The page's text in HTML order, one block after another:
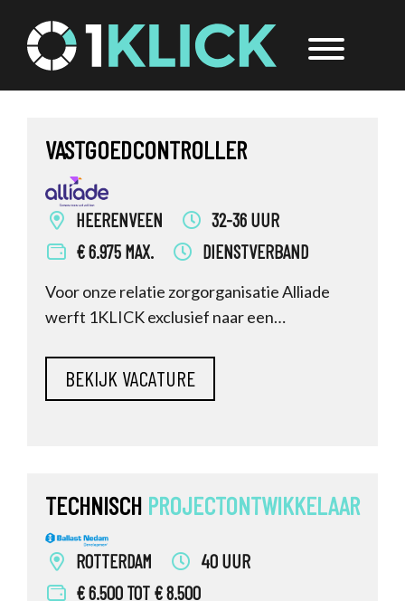
naar
de
hoofd
1Klick
Header
Rechts
VASTGOEDCONTROLLER
HEERENVEEN
32-36 UUR
€ 6.975 MAX.
DIENSTVERBAND
Voor onze relatie zorgorganisatie Alliade
werft 1KLICK exclusief naar een
specifieke expertise op het
gebied van Vastgoed (& ICT / datagedreven
TECHNISCH PROJECTONTWIKKELAAR
ROTTERDAM
40 UUR
€ 6.500 TOT € 8.500